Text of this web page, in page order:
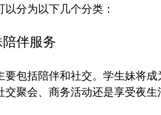
陪伴服务
要包括陪伴和社交。学生妹将